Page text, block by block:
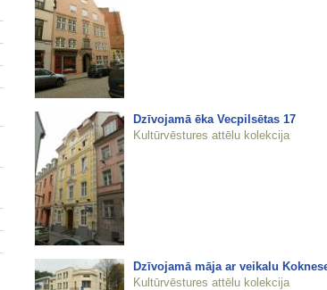
Dzīvojamā ēka Vecpilsētas 17
Kultūrvēstures attēlu kolekcija
Dzīvojamā māja ar veikalu
Kultūrvēstures attēlu kolekcija